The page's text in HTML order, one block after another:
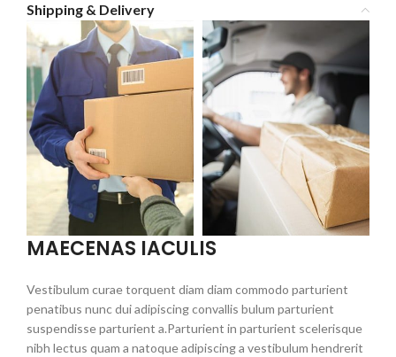
Shipping & Delivery
MAECENAS IACULIS
Vestibulum curae torquent diam diam commodo parturient
penatibus nunc dui adipiscing convallis bulum parturient
suspendisse parturient a.Parturient in parturient scelerisque
nibh lectus quam a natoque adipiscing a vestibulum hendrerit